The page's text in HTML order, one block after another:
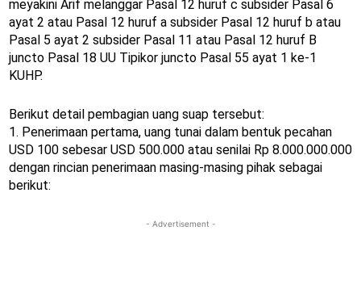
meyakini Arif melanggar Pasal 12 huruf c subsider Pasal 6
ayat 2 atau Pasal 12 huruf a subsider Pasal 12 huruf b atau
Pasal 5 ayat 2 subsider Pasal 11 atau Pasal 12 huruf B
juncto Pasal 18 UU Tipikor juncto Pasal 55 ayat 1 ke-1
KUHP.
Berikut detail pembagian uang suap tersebut:
1. Penerimaan pertama, uang tunai dalam bentuk pecahan
USD 100 sebesar USD 500.000 atau senilai Rp 8.000.000.000
dengan rincian penerimaan masing-masing pihak sebagai
berikut:
- Advertisement -